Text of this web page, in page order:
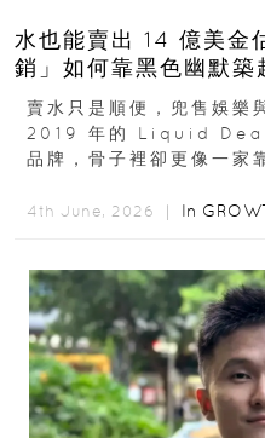
水也能賣出 14 億美金
銷」如何靠黑色幽默
賣水只是順便，兜售娛樂
2019 年的 Liquid
品牌，骨子裡卻更像一家
4th June, 2026 ｜ In